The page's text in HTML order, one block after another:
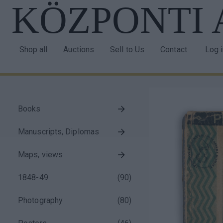
Skip
main
navigation
Shop all Auctions Sell to Us Contact Log
block
Books
Manuscripts, Diplomas
Maps, views
1848-49 (90)
Photography (80)